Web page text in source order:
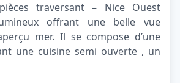
traversant – Nice Ouest
offrant une belle vue
mer. Il se compose d’une
une cuisine semi ouverte , un